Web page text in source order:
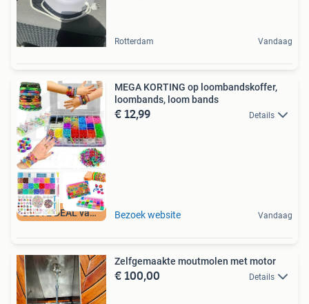
Rotterdam Vandaag
BESTE DEAL vandaag
MEGA KORTING op loombandskoffer,
loombands, loom bands
€ 12,99 Details
Bezoek website Vandaag
Zelfgemaakte moutmolen met motor
€ 100,00 Details